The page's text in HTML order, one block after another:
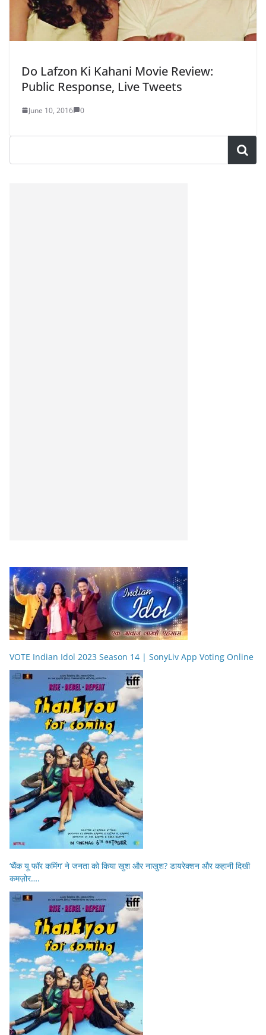
Do Lafzon Ki Kahani Movie Review:
Public Response, Live Tweets
June 10, 2016 0
VOTE Indian Idol 2023 Season 14 | SonyLiv App Voting Online
‘थैंक यू फॉर कमिंग’ ने जनता को किया खुश और नाखुश? डायरेक्शन और कहानी दिखी
कमज़ोर….